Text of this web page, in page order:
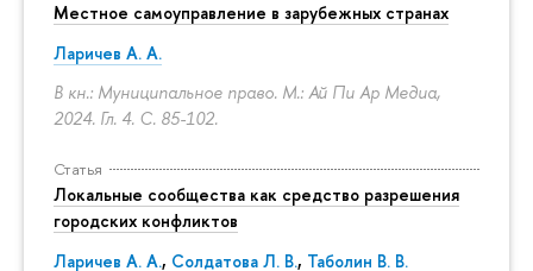
Местное самоуправление в зарубежных странах
Ларичев А. А.
В кн.: Муниципальное право. М.: Ай Пи Ар Медиа,
2024. Гл. 4. С. 85-102.
Статья
Локальные сообщества как средство разрешения
городских конфликтов
Ларичев А. А., Солдатова Л. В., Таболин В. В.